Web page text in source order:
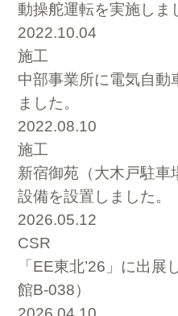
動操舵運転を実施しま
2022.10.04
施工
中部事業所に電気自動
ました。
2022.08.10
施工
新宿御苑（大木戸駐車
設備を設置しました。
2026.05.12
CSR
「EE東北’26」に出
館B-038）